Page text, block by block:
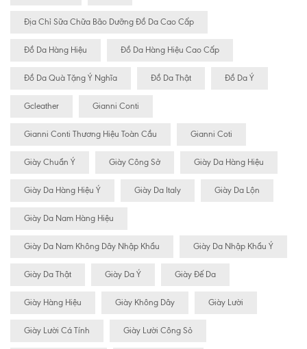
Địa Chỉ Sữa Chữa Bão Dưỡng Đồ Da Cao Cấp
Đồ Da Hàng Hiệu Đồ Da Hàng Hiệu Cao Cấp
Đồ Da Quà Tặng Ý Nghĩa Đồ Da Thật Đồ Da Ý
Gcleather Gianni Conti
Gianni Conti Thương Hiệu Toàn Cầu Gianni Coti
Giày Chuẩn Ý Giày Công Sở Giày Da Hàng Hiệu
Giày Da Hàng Hiệu Ý Giày Da Italy Giày Da Lộn
Giày Da Nam Hàng Hiệu
Giày Da Nam Không Dây Nhập Khẩu Giày Da Nhập Khẩu Ý
Giày Da Thật Giày Da Ý Giày Đế Da
Giày Hàng Hiệu Giày Không Dây Giày Lười
Giày Lười Cá Tính Giày Lười Công Sỏ